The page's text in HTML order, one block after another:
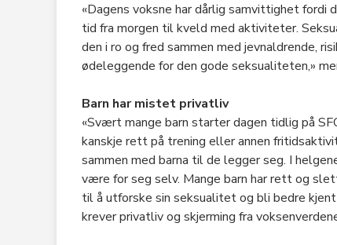
«Dagens voksne har dårlig samvittighet fordi
tid fra morgen til kveld med aktiviteter.
den i ro og fred sammen med jevnaldrende,
ødeleggende for den gode seksualiteten,»
Barn har mistet privatliv
«Svært mange barn starter dagen tidlig på
kanskje rett på trening eller annen
sammen med barna til de legger seg. I
være for seg selv. Mange barn har rett og
til å utforske sin seksualitet og bli bedre
krever privatliv og skjerming fra